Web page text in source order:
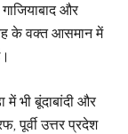
और
के वक्त आसमान में
में भी बूंदाबांदी और
पूर्वी उत्तर प्रदेश